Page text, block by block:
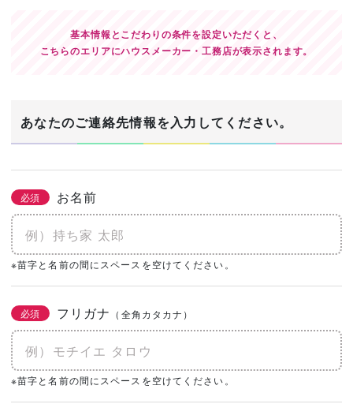
基本情報とこだわりの条件を設定いただくと、
こちらのエリアにハウスメーカー・工務店が表示されます。
あなたのご連絡先情報を入力してください。
必須 お名前
※苗字と名前の間にスペースを空けてください。
必須 フリガナ （全角カタカナ）
※苗字と名前の間にスペースを空けてください。